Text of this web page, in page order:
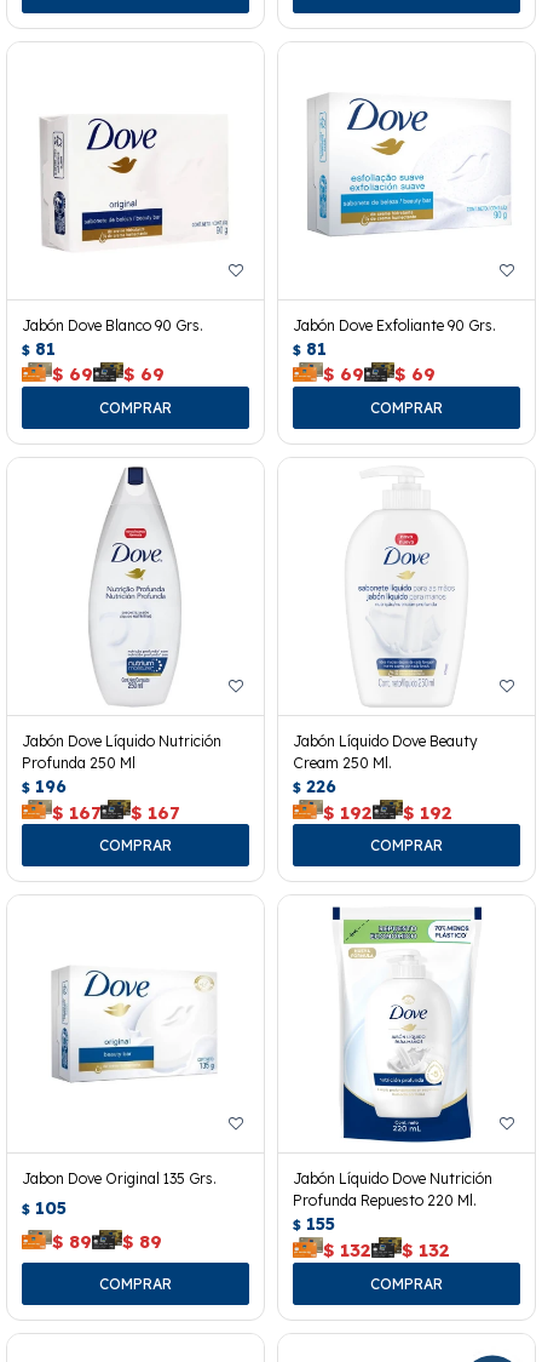
Jabón Dove Blanco 90 Grs.
$ 81
$ 69 $ 69
Jabón Dove Exfoliante 90 Grs.
$ 81
$ 69 $ 69
Jabón Dove Líquido Nutrición
Profunda 250 Ml
$ 196
$ 167 $ 167
Jabón Líquido Dove Beauty
Cream 250 Ml.
$ 226
$ 192 $ 192
Jabon Dove Original 135 Grs.
$ 105
$ 89 $ 89
Jabón Líquido Dove Nutrición
Profunda Repuesto 220 Ml.
$ 155
$ 132 $ 132